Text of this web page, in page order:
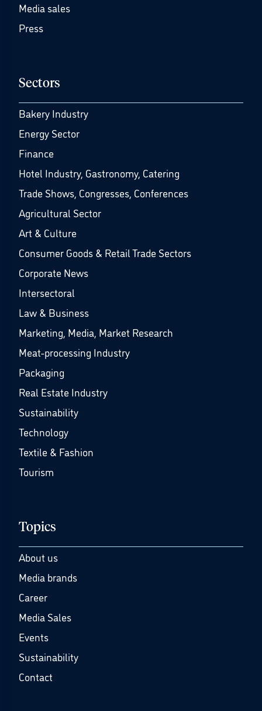
Media sales
Press
Sectors
Bakery Industry
Energy Sector
Finance
Hotel Industry, Gastronomy, Catering
Trade Shows, Congresses, Conferences
Agricultural Sector
Art & Culture
Consumer Goods & Retail Trade Sectors
Corporate News
Intersectoral
Law & Business
Marketing, Media, Market Research
Meat-processing Industry
Packaging
Real Estate Industry
Sustainability
Technology
Textile & Fashion
Tourism
Topics
About us
Media brands
Career
Media Sales
Events
Sustainability
Contact